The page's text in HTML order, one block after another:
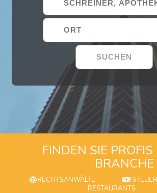
FINDEN SIE PROFIS
BRANCHE
RECHTSANWÄLTE
RESTAURANTS